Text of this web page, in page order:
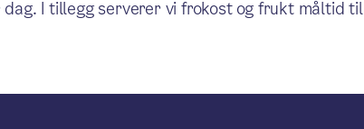
I tillegg serverer vi frokost og frukt måltid til